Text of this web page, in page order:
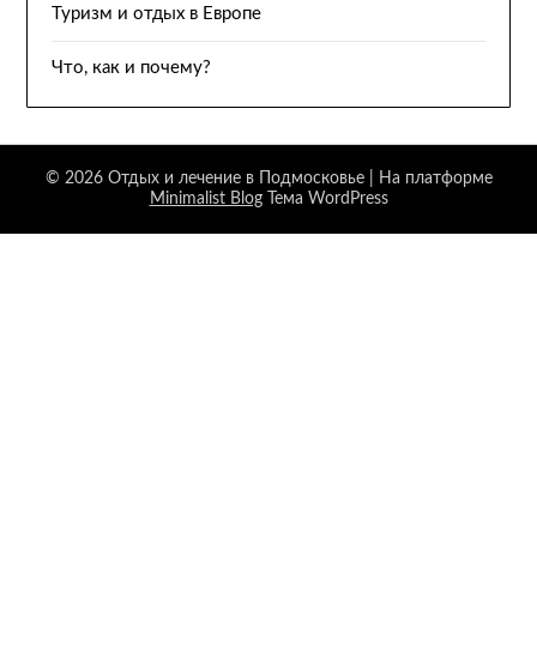
Туризм и отдых в Европе
Что, как и почему?
© 2026 Отдых и лечение в Подмосковье
| На платформе
Minimalist BlogТема WordPress